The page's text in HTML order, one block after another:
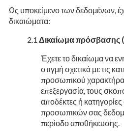
Ως υποκείμενο των δεδομένων,
δικαιώματα:
Δικαίωμα πρόσβασης
Έχετε το δικαίωμα να
στιγμή σχετικά με τις
προσωπικού
επεξεργασία, τους
αποδέκτες ή
προσωπικών σας
περίοδο αποθήκευσης.